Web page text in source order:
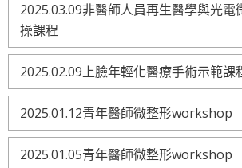
2025.03.09非醫師人員再生醫學與光電
操課程
2025.02.09上臉年輕化醫療手術示範課
2025.01.12青年醫師微整形workshop
2025.01.05青年醫師微整形workshop